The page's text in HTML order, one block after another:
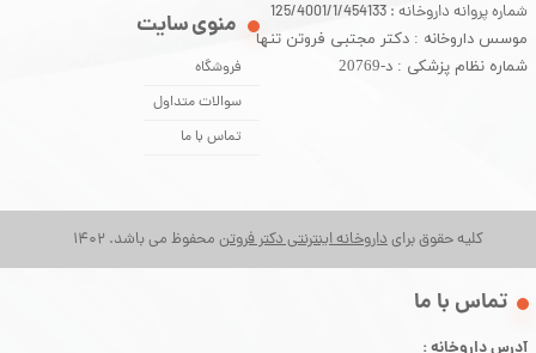
کلیه حقوق برایداروخانه اینترنتی دکتر فروتن محفوظ می باشد. 1402
شماره پروانه داروخانه : 125/4001/1/454133
موسس داروخانه : دکتر مجتبی فروتن تنها
شماره نظام پزشکی : د-20769
منوی سایت
فروشگاه
سوالات متداول
تماس با ما
​تماس با ما